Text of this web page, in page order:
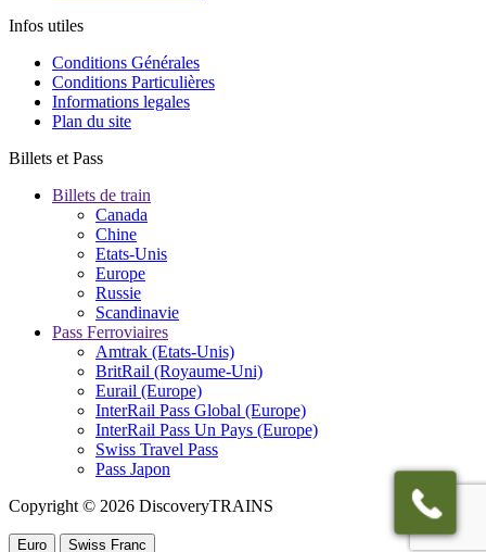
Infos utiles
Conditions Générales
Conditions Particulières
Informations legales
Plan du site
Billets et Pass
Billets de train
Canada
Chine
Etats-Unis
Europe
Russie
Scandinavie
Pass Ferroviaires
Amtrak (Etats-Unis)
BritRail (Royaume-Uni)
Eurail (Europe)
InterRail Pass Global (Europe)
InterRail Pass Un Pays (Europe)
Swiss Travel Pass
Pass Japon
Copyright © 2026 DiscoveryTRAINS
Euro Swiss Franc